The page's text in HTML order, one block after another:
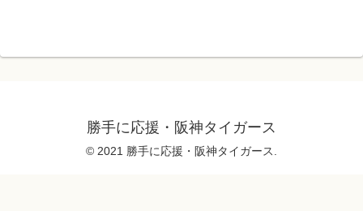
勝手に応援・阪神タイガース
© 2021 勝手に応援・阪神タイガース.